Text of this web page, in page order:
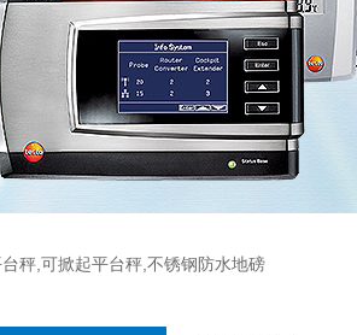
秤,可掀起平台秤,不锈钢防水地磅